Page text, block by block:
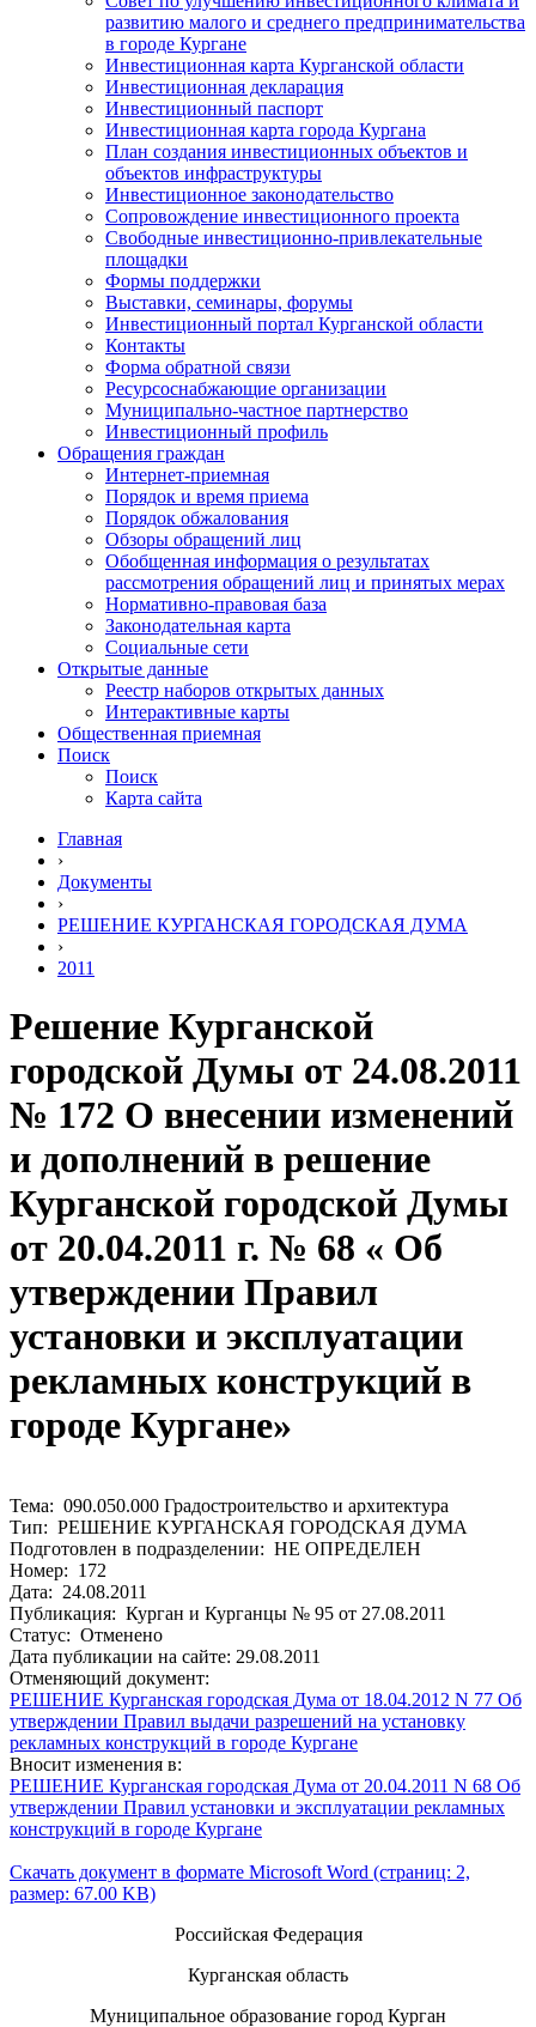
развитию малого и среднего предпринимательства
в городе Кургане
Инвестиционная карта Курганской области
Инвестиционная декларация
Инвестиционный паспорт
Инвестиционная карта города Кургана
План создания инвестиционных объектов и
объектов инфраструктуры
Инвестиционное законодательство
Сопровождение инвестиционного проекта
Свободные инвестиционно-привлекательные
площадки
Формы поддержки
Выставки, семинары, форумы
Инвестиционный портал Курганской области
Контакты
Форма обратной связи
Ресурсоснабжающие организации
Муниципально-частное партнерство
Инвестиционный профиль
Обращения граждан
Интернет-приемная
Порядок и время приема
Порядок обжалования
Обзоры обращений лиц
Обобщенная информация о результатах
рассмотрения обращений лиц и принятых мерах
Нормативно-правовая база
Законодательная карта
Социальные сети
Открытые данные
Реестр наборов открытых данных
Интерактивные карты
Общественная приемная
Поиск
Поиск
Карта сайта
Главная
›
Документы
›
РЕШЕНИЕ КУРГАНСКАЯ ГОРОДСКАЯ ДУМА
›
2011
Решение Курганской
городской Думы от 24.08.2011
№ 172 О внесении изменений
и дополнений в решение
Курганской городской Думы
от 20.04.2011 г. № 68 « Об
утверждении Правил
установки и эксплуатации
рекламных конструкций в
городе Кургане»
Тема: 090.050.000 Градостроительство и архитектура
Тип: РЕШЕНИЕ КУРГАНСКАЯ ГОРОДСКАЯ ДУМА
Подготовлен в подразделении: НЕ ОПРЕДЕЛЕН
Номер: 172
Дата: 24.08.2011
Публикация: Курган и Курганцы № 95 от 27.08.2011
Статус: Отменено
Дата публикации на сайте: 29.08.2011
Отменяющий документ:
РЕШЕНИЕ Курганская городская Дума от 18.04.2012 N 77 Об
утверждении Правил выдачи разрешений на установку
рекламных конструкций в городе Кургане
Вносит изменения в:
РЕШЕНИЕ Курганская городская Дума от 20.04.2011 N 68 Об
утверждении Правил установки и эксплуатации рекламных
конструкций в городе Кургане
Скачать документ в формате Microsoft Word (страниц: 2,
размер: 67.00 KB)
Российская Федерация
Курганская область
Муниципальное образование город Курган